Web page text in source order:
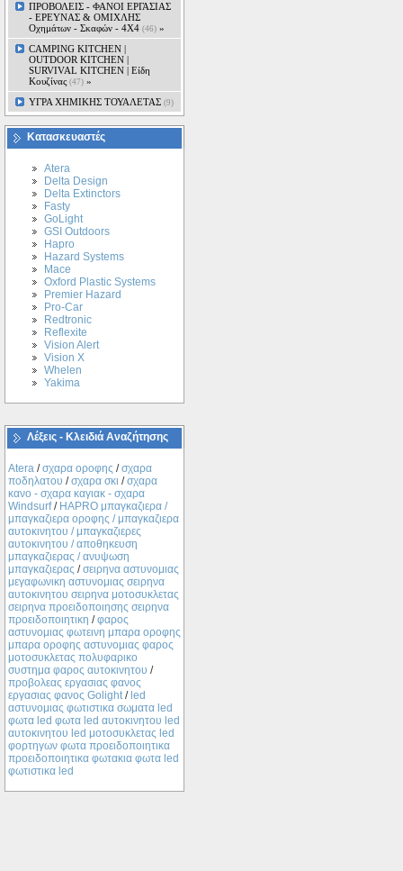
ΠΡΟΒΟΛΕΙΣ - ΦΑΝΟΙ ΕΡΓΑΣΙΑΣ
- ΕΡΕΥΝΑΣ & ΟΜΙΧΛΗΣ
Οχημάτων - Σκαφών - 4Χ4 (46) »
CAMPING KITCHEN |
OUTDOOR KITCHEN |
SURVIVAL KITCHEN | Είδη
Κουζίνας (47) »
ΥΓΡΑ ΧΗΜΙΚΗΣ ΤΟΥΑΛΕΤΑΣ (9)
Κατασκευαστές
Atera
Delta Design
Delta Extinctors
Fasty
GoLight
GSI Outdoors
Hapro
Hazard Systems
Mace
Oxford Plastic Systems
Premier Hazard
Pro-Car
Redtronic
Reflexite
Vision Alert
Vision X
Whelen
Yakima
Λέξεις - Κλειδιά Αναζήτησης
Atera /σχαρα οροφης /σχαρα
ποδηλατου /σχαρα σκι /σχαρα
κανο - σχαρα καγιακ - σχαρα
Windsurf/ ΗΑPRO μπαγκαζιερα /
μπαγκαζιερα οροφης / μπαγκαζιερα
αυτοκινητου / μπαγκαζιερες
αυτοκινητου / αποθηκευση
μπαγκαζιερας / ανυψωση
μπαγκαζιερας /σειρηνα αστυνομιας
μεγαφωνικη αστυνομιας σειρηνα
αυτοκινητου σειρηνα μοτοσυκλετας
σειρηνα προειδοποιησης σειρηνα
προειδοποιητικη /φαρος
αστυνομιας φωτεινη μπαρα οροφης
μπαρα οροφης αστυνομιας φαρος
μοτοσυκλετας πολυφαρικο
συστημα φαρος αυτοκινητου /
προβολεας εργασιας φανος
εργασιας φανος Golight/ led
αστυνομιας φωτιστικα σωματα led
φωτα led φωτα led αυτοκινητου led
αυτοκινητου led μοτοσυκλετας led
φορτηγων φωτα προειδοποιητικα
προειδοποιητικα φωτακια φωτα led
φωτιστικα led